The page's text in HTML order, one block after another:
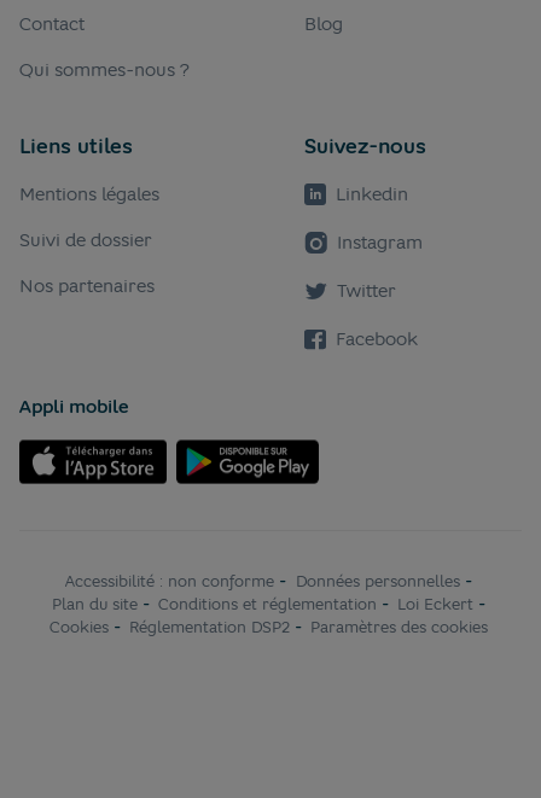
Contact
Qui sommes-nous ?
Blog
Liens utiles
Mentions légales
Suivi de dossier
Nos partenaires
Suivez-nous
Linkedin
Instagram
Twitter
Facebook
Appli mobile
Accessibilité : non conforme - Données personnelles-
Plan du site- Conditions et réglementation - Loi Eckert -
Cookies- Réglementation DSP2 - Paramètres des cookies